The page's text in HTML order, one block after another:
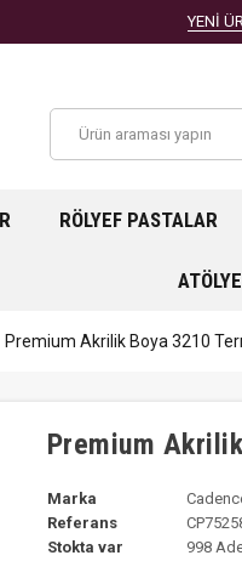
YENİ
RÖLYEF PASTALAR
Premium Akrilik Boya 3210
Premium
Marka
Referans
Stokta var
998